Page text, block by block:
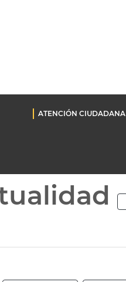
ATENCIÓN CIUDADANA